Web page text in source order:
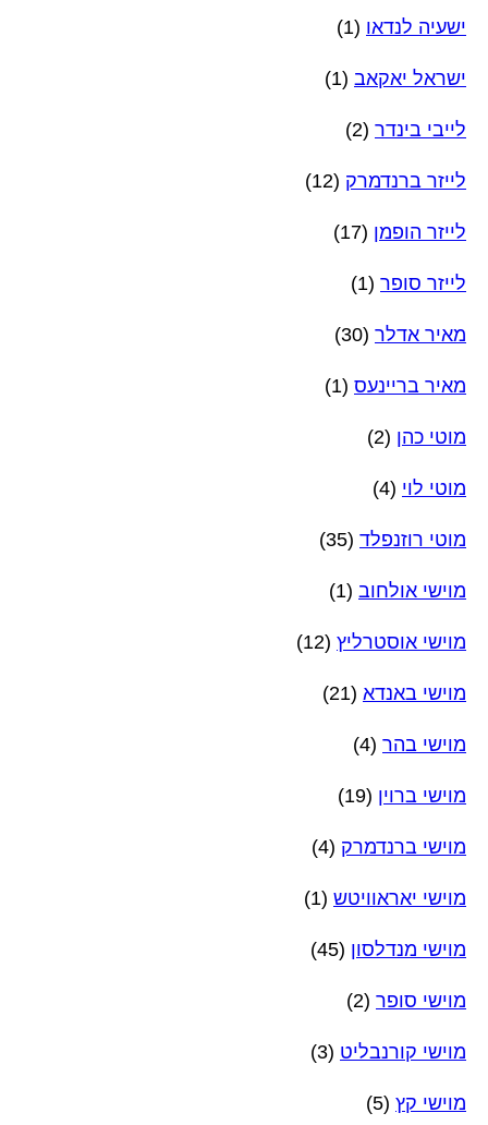
ישעיה לנדאו (1)
ישראל יאקאב (1)
לייבי בינדר (2)
לייזר ברנדמרק (12)
לייזר הופמן (17)
לייזר סופר (1)
מאיר אדלר (30)
מאיר בריינעס (1)
מוטי כהן (2)
מוטי לוי (4)
מוטי רוזנפלד (35)
מוישי אולחוב (1)
מוישי אוסטרליץ (12)
מוישי באנדא (21)
מוישי בהר (4)
מוישי ברוין (19)
מוישי ברנדמרק (4)
מוישי יאראוויטש (1)
מוישי מנדלסון (45)
מוישי סופר (2)
מוישי קורנבליט (3)
מוישי קץ (5)